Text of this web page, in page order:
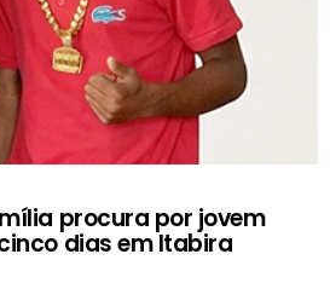
procura por jovem
dias em Itabira